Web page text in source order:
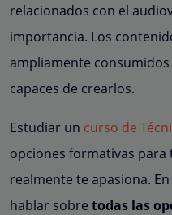
relacionados con el
importancia. Los
ampliamente
capaces de crearlos.
Estudiar un curso de
opciones formativas para
realmente te apasiona.
hablar sobre todas las